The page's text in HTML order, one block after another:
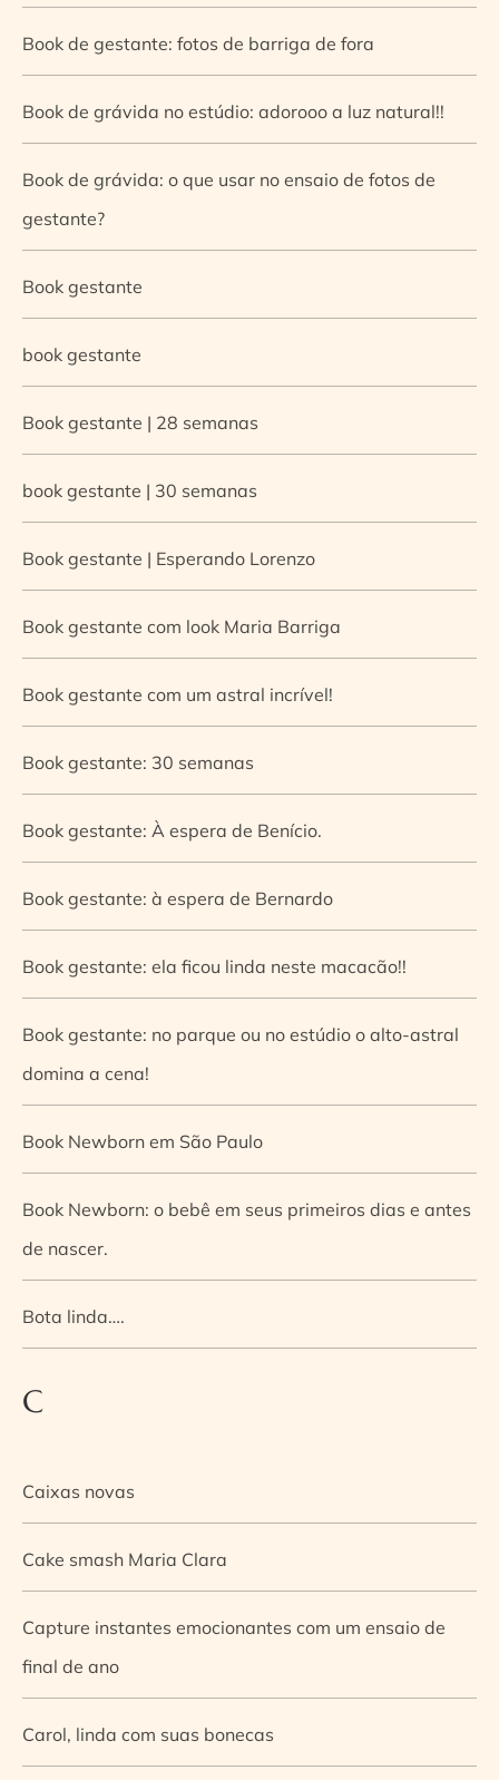
Book de gestante: fotos de barriga de fora
Book de grávida no estúdio: adorooo a luz natural!!
Book de grávida: o que usar no ensaio de fotos de
gestante?
Book gestante
book gestante
Book gestante | 28 semanas
book gestante | 30 semanas
Book gestante | Esperando Lorenzo
Book gestante com look Maria Barriga
Book gestante com um astral incrível!
Book gestante: 30 semanas
Book gestante: À espera de Benício.
Book gestante: à espera de Bernardo
Book gestante: ela ficou linda neste macacão!!
Book gestante: no parque ou no estúdio o alto-astral
domina a cena!
Book Newborn em São Paulo
Book Newborn: o bebê em seus primeiros dias e antes
de nascer.
Bota linda….
C
Caixas novas
Cake smash Maria Clara
Capture instantes emocionantes com um ensaio de
final de ano
Carol, linda com suas bonecas